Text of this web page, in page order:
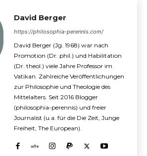
David Berger
https://philosophia-perennis.com/
David Berger (Jg. 1968) war nach
Promotion (Dr. phil.) und Habilitation
(Dr. theol.) viele Jahre Professor im
Vatikan. Zahlreiche Veröffentlichungen
zur Philosophie und Theologie des
Mittelalters. Seit 2016 Blogger
(philosophia-perennis) und freier
Journalist (u.a. für die Die Zeit, Junge
Freiheit, The European).